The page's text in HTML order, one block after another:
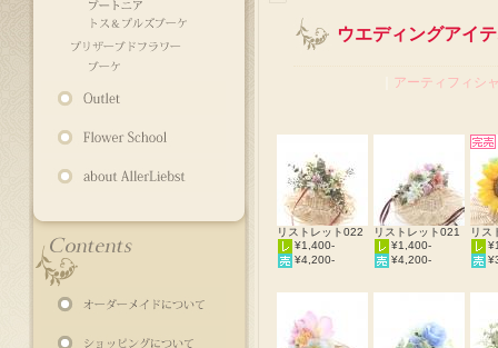
ウエディングアイ
アーティフィシ
リストレット022
¥1,400-
¥4,200-
リストレット021
¥1,400-
¥4,200-
リス